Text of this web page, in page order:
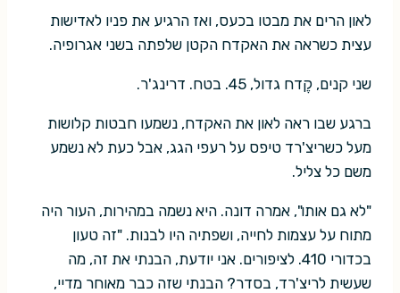
לאון הרים את מבטו בכעס, ואז הרגיע את פניו לאדישות
עצית כשראה את האקדח הקטן שלפתה בשני אגרופיה.
שני קנים, קֶדח גדול, 45. בטח. דרינג'ר.
ברגע שבו ראה לאון את האקדח, נשמעו חבטות קלושות
מעל כשריצ'רד טיפס על רעפי הגג, אבל כעת לא נשמע
משם כל צליל.
"לא גם אותו", אמרה דונה. היא נשמה במהירות, העור היה
מתוח על עצמות לחייה, ושפתיה היו לבנות. "זה טעון
בכדורי 410. לציפורים. אני יודעת, הבנתי את זה, מה
שעשית לריצ'רד, בסדר? הבנתי שזה כבר מאוחר מדיי,